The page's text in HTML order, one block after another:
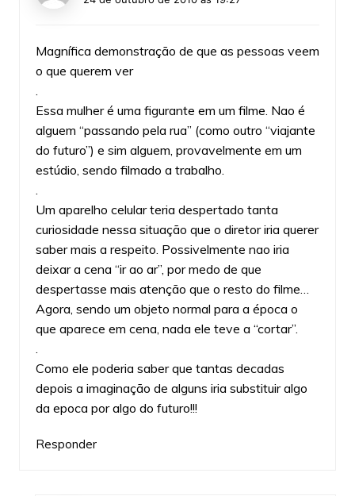
Magnífica demonstração de que as pessoas veem
o que querem ver
Essa mulher é uma figurante em um filme. Nao é
alguem “passando pela rua” (como outro “viajante
do futuro”) e sim alguem, provavelmente em um
estúdio, sendo filmado a trabalho.
Um aparelho celular teria despertado tanta
curiosidade nessa situação que o diretor iria querer
saber mais a respeito. Possivelmente nao iria
deixar a cena “ir ao ar”, por medo de que
despertasse mais atenção que o resto do filme…
Agora, sendo um objeto normal para a época o
que aparece em cena, nada ele teve a “cortar”.
Como ele poderia saber que tantas decadas
depois a imaginação de alguns iria substituir algo
da epoca por algo do futuro!!!
Responder